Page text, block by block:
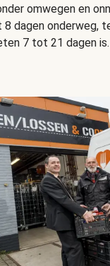
omwegen en
8 dagen onderweg,
7 tot 21 dagen